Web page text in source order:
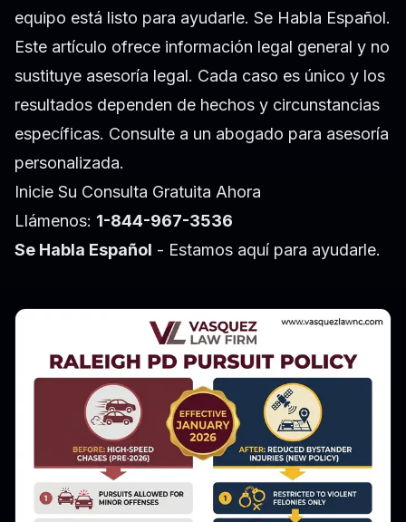
equipo está listo para ayudarle. Se Habla Español.
Este artículo ofrece información legal general y no
sustituye asesoría legal. Cada caso es único y los
resultados dependen de hechos y circunstancias
específicas. Consulte a un abogado para asesoría
personalizada.
Inicie Su Consulta Gratuita Ahora
Llámenos: 1-844-967-3536
Se Habla Español - Estamos aquí para ayudarle.